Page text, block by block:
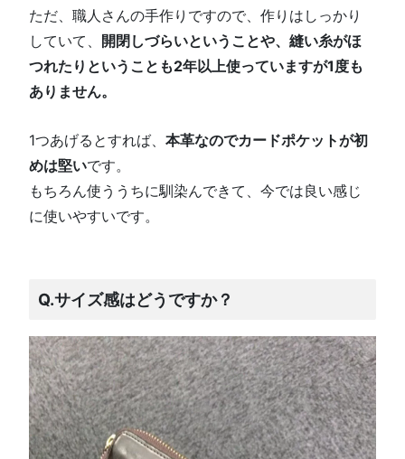
ただ、職人さんの手作りですので、作りはしっかり
していて、 開閉しづらいということや、縫い糸がほ
つれたりということも2年以上使っていますが1度も
ありません。
1つあげるとすれば、本革なのでカードポケットが初
めは堅いです。
もちろん使ううちに馴染んできて、今では良い感じ
に使いやすいです。
Q.サイズ感はどうですか？